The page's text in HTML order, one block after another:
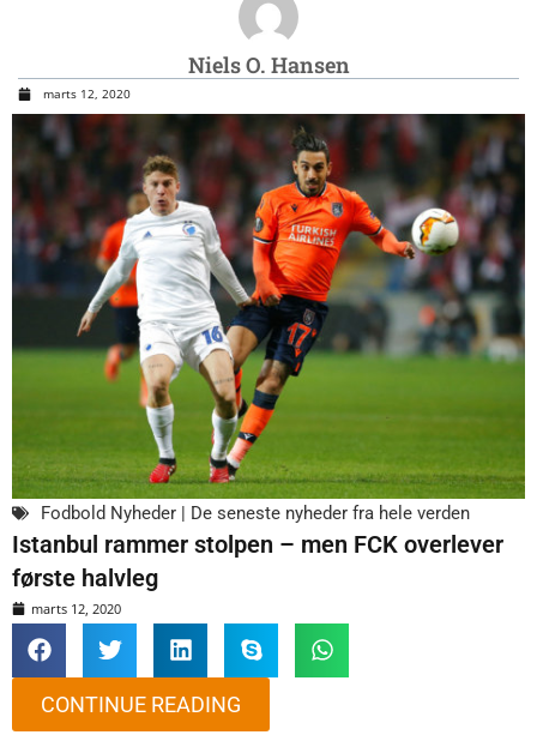
Niels O. Hansen
marts 12, 2020
Fodbold Nyheder | De seneste nyheder fra hele verden
Istanbul rammer stolpen – men FCK overlever
første halvleg
marts 12, 2020
CONTINUE READING